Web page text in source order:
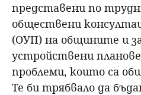
представени по
обществени
(ОУП) на общините и
устройствени
проблеми, които са
Те би трябвало да